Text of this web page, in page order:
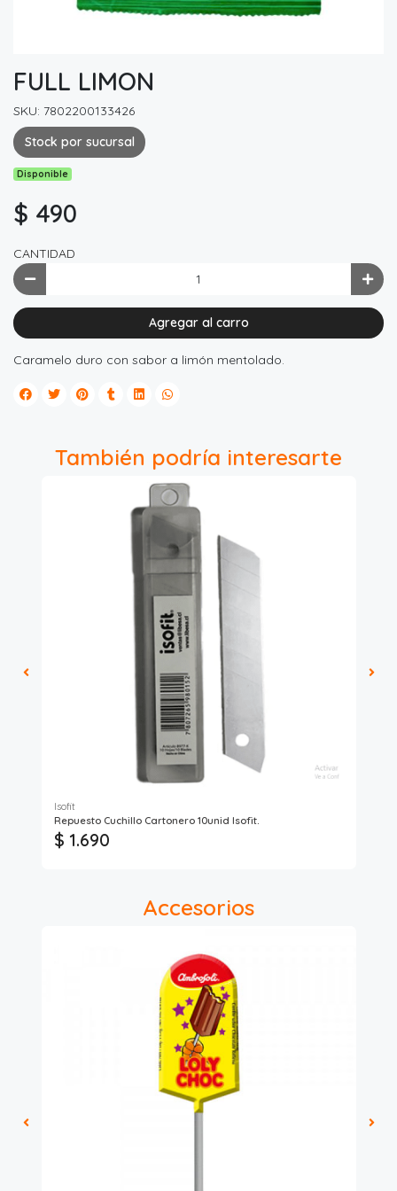
FULL LIMON
SKU: 7802200133426
Stock por sucursal
Disponible
$ 490
CANTIDAD
Agregar al carro
Caramelo duro con sabor a limón mentolado.
También podría interesarte
Isofit
Repuesto Cuchillo Cartonero 10unid Isofit.
$ 1.690
Accesorios